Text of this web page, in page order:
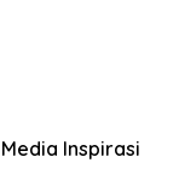
Inspirasi